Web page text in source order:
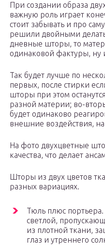
При создании образа
важную роль играет
стоит забывать и про
решили двойными
дневные шторы, то
одинаковой фактуры, ну
Так будет лучше по
первых, после стирки
шторы при этом
разной материи; во-
будет одинаково
внешние воздействия,
На фото двухцветные
качества, что делает
Шторы из двух цветов
разных вариациях.
Тюль плюс портьера.
светлой,
из плотной ткани,
глаз и утреннего